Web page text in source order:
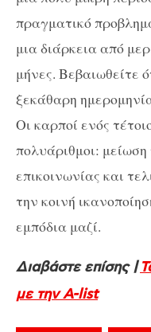
πραγματικό
μια διάρκεια από
μήνες. Βεβαιωθείτε
ξεκάθαρη
Οι καρποί ενός
πολυάριθμοι:
επικοινωνίας και
την κοινή
εμπόδια μαζί.
Διαβάστε επίσης |
με την A-list